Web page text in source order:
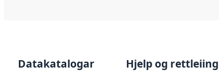
Datakatalogar Hjelp og rettleiing